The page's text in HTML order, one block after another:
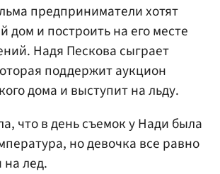
предприниматели хотят
дом и построить на его месте
Надя Пескова сыграет
поддержит аукцион
дома и выступит на льду.
что в день съемок у Нади была
но девочка все равно
лед.